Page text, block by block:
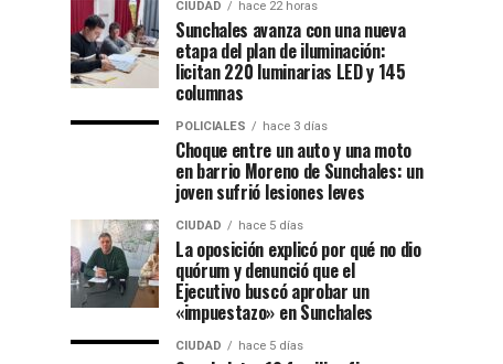
CIUDAD hace 22 horas
Sunchales avanza con una nueva
etapa del plan de iluminación:
licitan 220 luminarias LED y 145
columnas
POLICIALES hace 3 días
Choque entre un auto y una moto
en barrio Moreno de Sunchales: un
joven sufrió lesiones leves
CIUDAD hace 5 días
La oposición explicó por qué no dio
quórum y denunció que el
Ejecutivo buscó aprobar un
«impuestazo» en Sunchales
CIUDAD hace 5 días